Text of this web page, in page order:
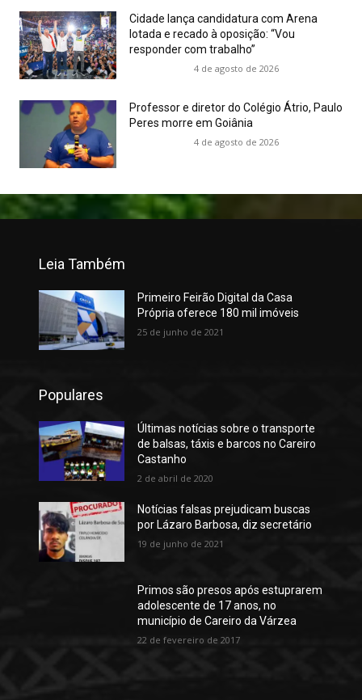
Cidade lança candidatura com Arena
lotada e recado à oposição: “Vou
responder com trabalho”
4 de agosto de 2026
Professor e diretor do Colégio Átrio, Paulo
Peres morre em Goiânia
4 de agosto de 2026
Leia Também
Primeiro Feirão Digital da Casa
Própria oferece 180 mil imóveis
25 de junho de 2021
Populares
Últimas notícias sobre o transporte
de balsas, táxis e barcos no Careiro
Castanho
2 de abril de 2020
Notícias falsas prejudicam buscas
por Lázaro Barbosa, diz secretário
19 de junho de 2021
Primos são presos após estuprarem
adolescente de 17 anos, no
município de Careiro da Várzea
22 de fevereiro de 2017